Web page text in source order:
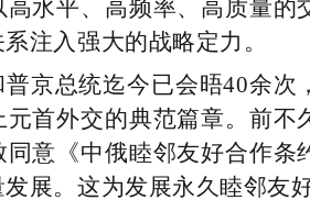
高水平、高频率、高质量
注入强大的战略定力。
京总统迄今已会晤40余
首外交的典范篇章。前
意《中俄睦邻友好合作
展。这为发展永久睦邻友